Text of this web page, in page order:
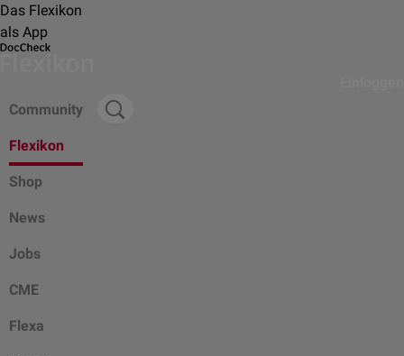
Das Flexikon
als App
Community
Flexikon
Shop
News
Jobs
CME
Flexa